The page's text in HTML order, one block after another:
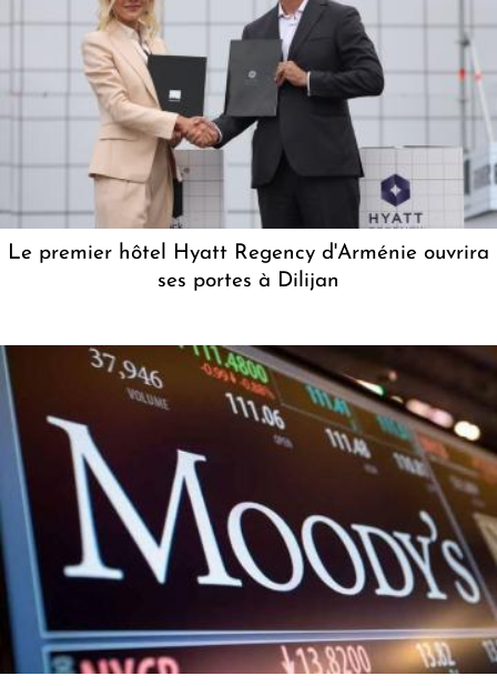
Le premier hôtel Hyatt Regency d'Arménie ouvrira
ses portes à Dilijan